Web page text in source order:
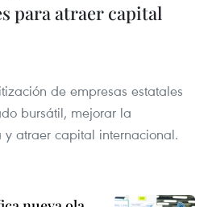
para atraer capital
de empresas estatales
bursátil, mejorar la
atraer capital internacional.